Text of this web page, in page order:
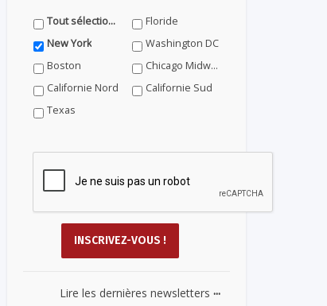
Tout sélectionner
Floride
New York
Washington DC
Boston
Chicago Midwest
Californie Nord
Californie Sud
Texas
Lire les dernières newsletters ...